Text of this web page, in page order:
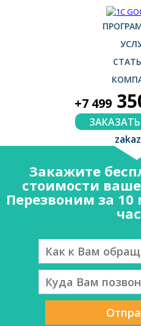
+7 499
Закажите
стоимости
Перезвоним за